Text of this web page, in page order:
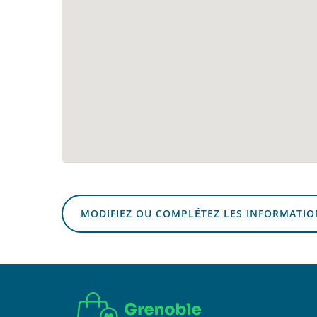
MODIFIEZ OU COMPLÉTEZ LES